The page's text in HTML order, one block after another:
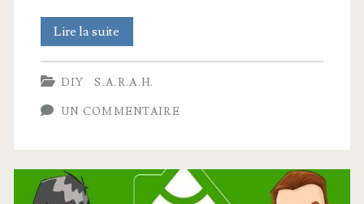
Lire la suite
et
ma
domotique
(S.A.R.A.H
DIY S.A.R.A.H.
UN COMMENTAIRE